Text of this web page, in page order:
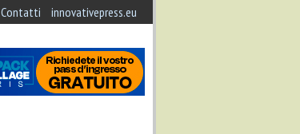
Contatti innovativepress.eu